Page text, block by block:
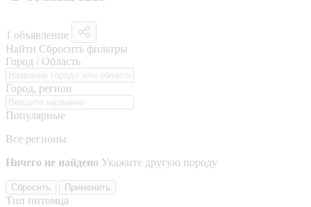
1 объявление
Найти Сбросить фильтры
Город / Область
Город, регион
Популярные
Все регионы
Ничего не найдено Укажите другую породу
Сбросить Применить
Тип питомца